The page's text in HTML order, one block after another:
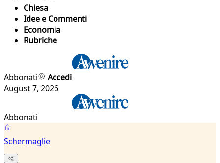
Chiesa
Idee e Commenti
Economia
Rubriche
Abbonati
Accedi
August 7, 2026
Abbonati
Schermaglie